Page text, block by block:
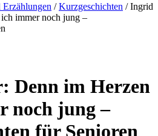
Erzählungen /Kurzgeschichten / Ingrid
immer noch jung –
Denn im Herzen
noch jung –
für Senioren